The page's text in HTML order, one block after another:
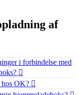
af
i forbindelse med
hos OK?